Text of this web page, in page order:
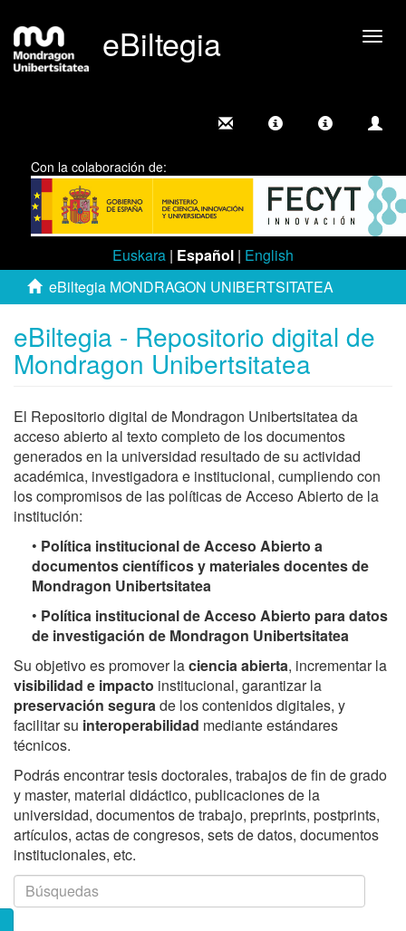
eBiltegia
Con la colaboración de:
Euskara | Español | English
eBiltegia MONDRAGON UNIBERTSITATEA
eBiltegia - Repositorio digital de
Mondragon Unibertsitatea
El Repositorio digital de Mondragon Unibertsitatea da
acceso abierto al texto completo de los documentos
generados en la universidad resultado de su actividad
académica, investigadora e institucional, cumpliendo con
los compromisos de las políticas de Acceso Abierto de la
institución:
• Política institucional de Acceso Abierto a
documentos científicos y materiales docentes de
Mondragon Unibertsitatea
• Política institucional de Acceso Abierto para datos
de investigación de Mondragon Unibertsitatea
Su objetivo es promover laciencia abierta, incrementar la
visibilidad e impacto institucional, garantizar la
preservación segurade los contenidos digitales, y
facilitar su interoperabilidad mediante estándares
técnicos.
Podrás encontrar tesis doctorales, trabajos de fin de grado
y master, material didáctico, publicaciones de la
universidad, documentos de trabajo, preprints, postprints,
artículos, actas de congresos, sets de datos, documentos
institucionales, etc.